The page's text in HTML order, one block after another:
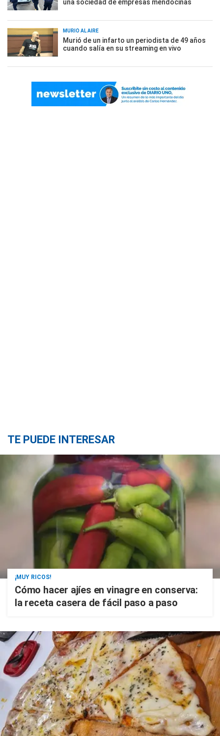
una sociedad de empresas mendocinas
MURIÓ AL AIRE
Murió de un infarto un periodista de 49 años
cuando salía en su streaming en vivo
TE PUEDE INTERESAR
¡MUY RICOS!
Cómo hacer ajíes en vinagre en conserva:
la receta casera de fácil paso a paso